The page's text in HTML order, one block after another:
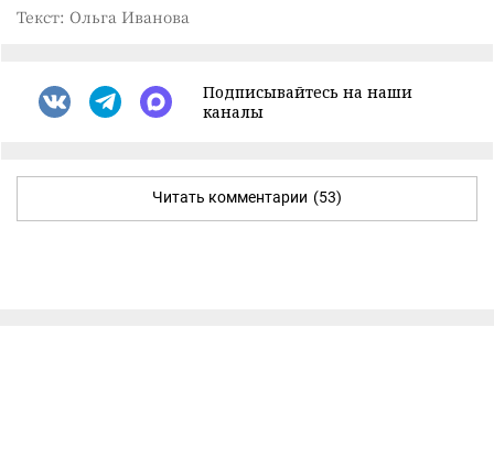
Текст: Ольга Иванова
Подписывайтесь на наши
каналы
Читать комментарии (53)